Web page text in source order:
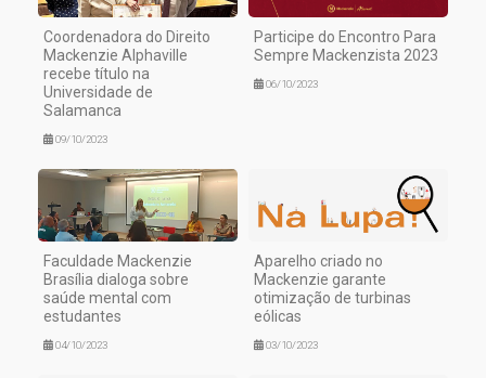
Coordenadora do Direito
Mackenzie Alphaville
recebe título na
Universidade de
Salamanca
09/10/2023
Participe do Encontro Para
Sempre Mackenzista 2023
06/10/2023
Faculdade Mackenzie
Brasília dialoga sobre
saúde mental com
estudantes
04/10/2023
Aparelho criado no
Mackenzie garante
otimização de turbinas
eólicas
03/10/2023